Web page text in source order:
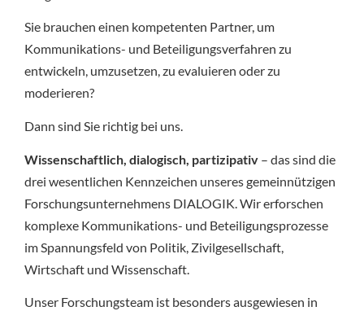
Sie brauchen einen kompetenten Partner, um
Kommunikations- und Beteiligungsverfahren zu
entwickeln, umzusetzen, zu evaluieren oder zu
moderieren?
Dann sind Sie richtig bei uns.
Wissenschaftlich, dialogisch, partizipativ – das sind die
drei wesentlichen Kennzeichen unseres gemeinnützigen
Forschungsunternehmens DIALOGIK. Wir erforschen
komplexe Kommunikations- und Beteiligungsprozesse
im Spannungsfeld von Politik, Zivilgesellschaft,
Wirtschaft und Wissenschaft.
Unser Forschungsteam ist besonders ausgewiesen in